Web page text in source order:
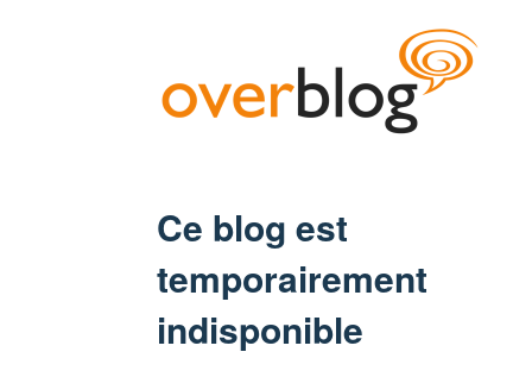
Ce blog est
temporairement
indisponible